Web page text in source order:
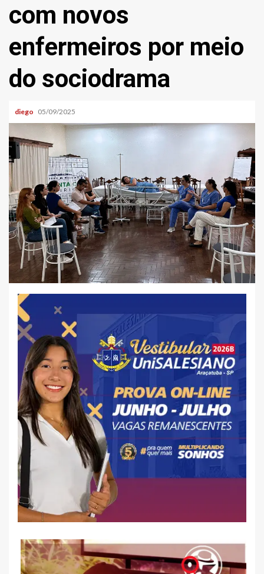
com novos
enfermeiros por meio
do sociodrama
diego 05/09/2025